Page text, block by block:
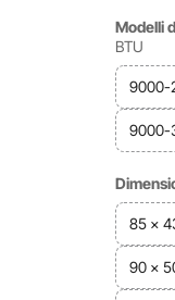
Modelli
BTU
9000-
9000-
85 x
90 x